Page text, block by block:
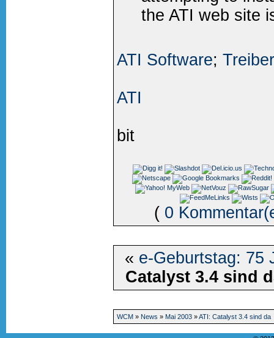
the ATI web site
ATI Software;
ATI
bit
( 0
« e-Geburtstag: 75
Catalyst 3.4 sind
WCM » News » Mai 2003»ATI: Catalyst 3.4 sind da